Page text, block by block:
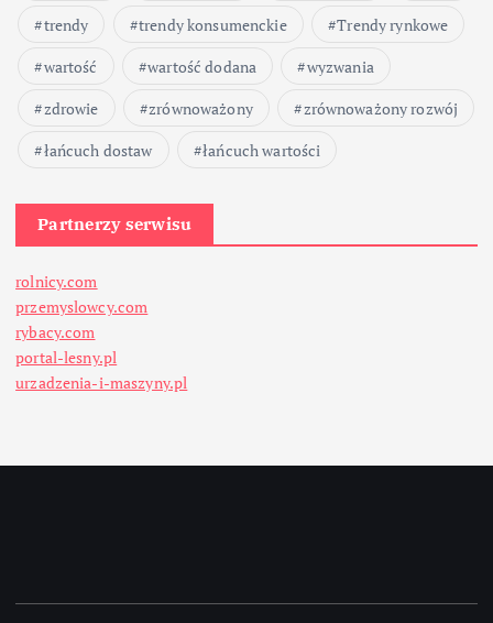
trendy
trendy konsumenckie
Trendy rynkowe
wartość
wartość dodana
wyzwania
zdrowie
zrównoważony
zrównoważony rozwój
łańcuch dostaw
łańcuch wartości
Partnerzy serwisu
rolnicy.com
przemyslowcy.com
rybacy.com
portal-lesny.pl
urzadzenia-i-maszyny.pl